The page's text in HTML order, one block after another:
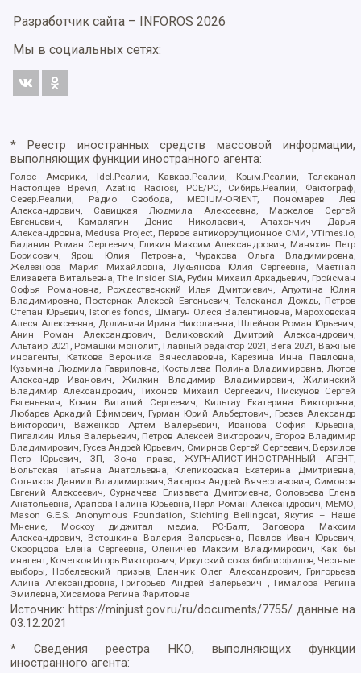
Разработчик сайта – INFOROS 2026
Мы в социальных сетях:
* Реестр иностранных средств массовой информации,
выполняющих функции иностранного агента:
Голос Америки, Idel.Реалии, Кавказ.Реалии, Крым.Реалии, Телеканал
Настоящее Время, Azatliq Radiosi, PCE/PC, Сибирь.Реалии, Фактограф,
Север.Реалии, Радио Свобода, MEDIUM-ORIENT, Пономарев Лев
Александрович, Савицкая Людмила Алексеевна, Маркелов Сергей
Евгеньевич, Камалягин Денис Николаевич, Апахончич Дарья
Александровна, Medusa Project, Первое антикоррупционное СМИ, VTimes.io,
Баданин Роман Сергеевич, Гликин Максим Александрович, Маняхин Петр
Борисович, Ярош Юлия Петровна, Чуракова Ольга Владимировна,
Железнова Мария Михайловна, Лукьянова Юлия Сергеевна, Маетная
Елизавета Витальевна, The Insider SIA, Рубин Михаил Аркадьевич, Гройсман
Софья Романовна, Рождественский Илья Дмитриевич, Апухтина Юлия
Владимировна, Постернак Алексей Евгеньевич, Телеканал Дождь, Петров
Степан Юрьевич, Istories fonds, Шмагун Олеся Валентиновна, Мароховская
Алеся Алексеевна, Долинина Ирина Николаевна, Шлейнов Роман Юрьевич,
Анин Роман Александрович, Великовский Дмитрий Александрович,
Альтаир 2021, Ромашки монолит, Главный редактор 2021, Вега 2021, Важные
иноагенты, Каткова Вероника Вячеславовна, Карезина Инна Павловна,
Кузьмина Людмила Гавриловна, Костылева Полина Владимировна, Лютов
Александр Иванович, Жилкин Владимир Владимирович, Жилинский
Владимир Александрович, Тихонов Михаил Сергеевич, Пискунов Сергей
Евгеньевич, Ковин Виталий Сергеевич, Кильтау Екатерина Викторовна,
Любарев Аркадий Ефимович, Гурман Юрий Альбертович, Грезев Александр
Викторович, Важенков Артем Валерьевич, Иванова София Юрьевна,
Пигалкин Илья Валерьевич, Петров Алексей Викторович, Егоров Владимир
Владимирович, Гусев Андрей Юрьевич, Смирнов Сергей Сергеевич, Верзилов
Петр Юрьевич, ЗП, Зона права, ЖУРНАЛИСТ-ИНОСТРАННЫЙ АГЕНТ,
Вольтская Татьяна Анатольевна, Клепиковская Екатерина Дмитриевна,
Сотников Даниил Владимирович, Захаров Андрей Вячеславович, Симонов
Евгений Алексеевич, Сурначева Елизавета Дмитриевна, Соловьева Елена
Анатольевна, Арапова Галина Юрьевна, Перл Роман Александрович, МЕМО,
Mason G.E.S. Anonymous Foundation, Stichting Bellingcat, Якутия – Наше
Мнение, Москоу диджитал медиа, РС-Балт, Заговора Максим
Александрович, Ветошкина Валерия Валерьевна, Павлов Иван Юрьевич,
Скворцова Елена Сергеевна, Оленичев Максим Владимирович, Как бы
инагент, Кочетков Игорь Викторович, Иркутский союз библиофилов, Честные
выборы, Нобелевский призыв, Еланчик Олег Александрович, Григорьева
Алина Александровна, Григорьев Андрей Валерьевич , Гималова Регина
Эмилевна, Хисамова Регина Фаритовна
Источник: https://minjust.gov.ru/ru/documents/7755/ данные на
03.12.2021
* Сведения реестра НКО, выполняющих функции
иностранного агента: